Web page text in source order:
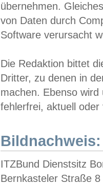
übernehmen.
von Daten durch
Software verursacht
Die Redaktion bittet
Dritter, zu denen in
machen. Ebenso
fehlerfrei, aktuell oder
Bildnachweis:
ITZBund Dienstsitz
Bernkasteler Straße 8